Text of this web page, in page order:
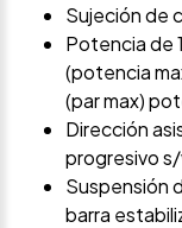
Sujeción de
Potencia de
(potencia
(par max)
Dirección
progresivo
Suspensión
barra